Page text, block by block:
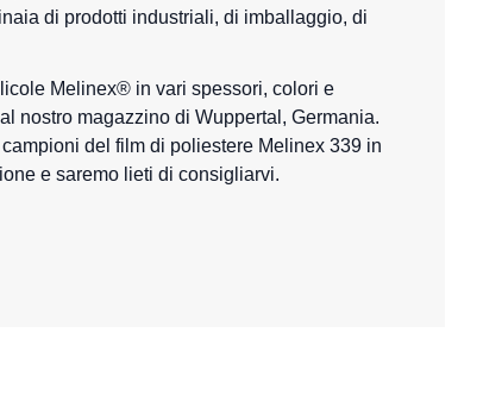
di prodotti industriali, di imballaggio, di
Melinex® in vari spessori, colori e
nostro magazzino di Wuppertal, Germania.
campioni delfilm di poliestere Melinex 339 in
e saremo lieti di consigliarvi.